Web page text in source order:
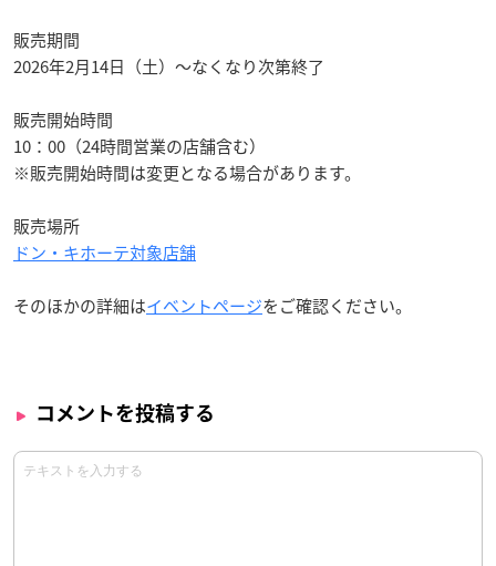
販売期間
2026年2月14日（土）～なくなり次第終了
販売開始時間
10：00（24時間営業の店舗含む）
※販売開始時間は変更となる場合があります。
販売場所
ドン・キホーテ対象店舗
そのほかの詳細はイベントページをご確認ください。
コメントを投稿する